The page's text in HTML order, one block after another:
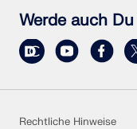
Online-Schulungen
Kundenprojekt
Kundenprojekte
Online-Handbücher
Werde auch
Rechtliche Hinweise